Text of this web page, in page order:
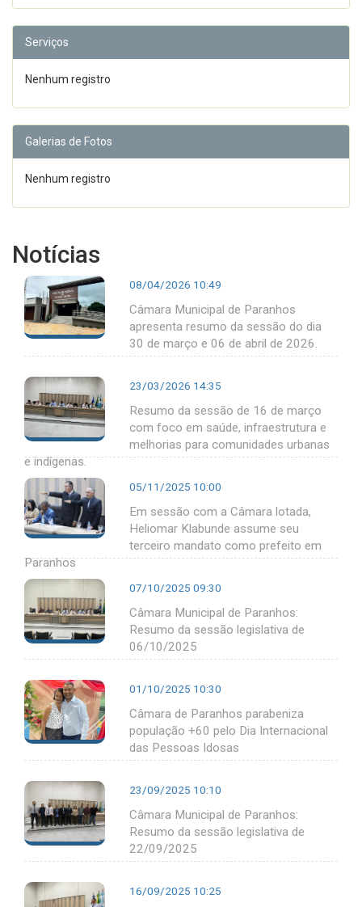
Serviços
Nenhum registro
Galerias de Fotos
Nenhum registro
Notícias
08/04/2026 10:49
Câmara Municipal de Paranhos
apresenta resumo da sessão do dia
30 de março e 06 de abril de 2026.
23/03/2026 14:35
Resumo da sessão de 16 de março
com foco em saúde, infraestrutura e
melhorias para comunidades urbanas
e indígenas.
05/11/2025 10:00
Em sessão com a Câmara lotada,
Heliomar Klabunde assume seu
terceiro mandato como prefeito em
Paranhos
07/10/2025 09:30
Câmara Municipal de Paranhos:
Resumo da sessão legislativa de
06/10/2025
01/10/2025 10:30
Câmara de Paranhos parabeniza
população +60 pelo Dia Internacional
das Pessoas Idosas
23/09/2025 10:10
Câmara Municipal de Paranhos:
Resumo da sessão legislativa de
22/09/2025
16/09/2025 10:25